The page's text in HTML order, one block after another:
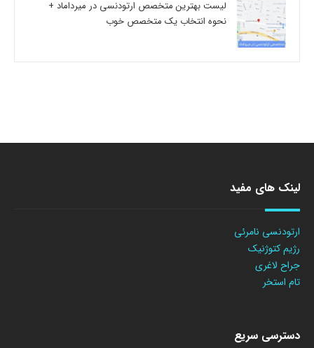
لیست بهترین متخصص ارتودنسی در میرداماد +
نحوه انتخاب یک متخصص خوب
لینک های مفید
ارتودنسی نامرئی
رژیم کتوژنیک
جراح لاغری
تام استخر
دسترسی سریع